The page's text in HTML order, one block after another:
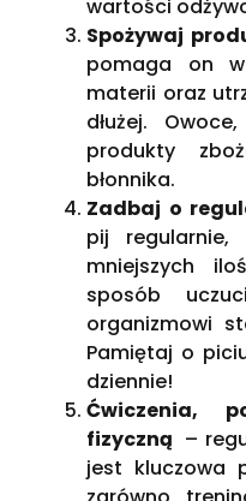
wartości
Spożywaj
pomaga on w
materii oraz
dłużej.
produkty
błonnika.
Zadbaj o
pij
mniejszych
sposób
organizmowi
Pamiętaj o
dziennie!
Ćwiczenia,
fizyczną –
jest kluczowa